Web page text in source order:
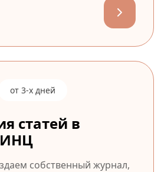
от 3-х дней
статей в
собственный журнал,